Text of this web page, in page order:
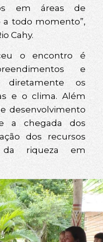
em áreas de
todo momento”,
Cahy.
o encontro é
e
diretamente os
e o clima. Além
desenvolvimento
a chegada dos
dos recursos
riqueza em